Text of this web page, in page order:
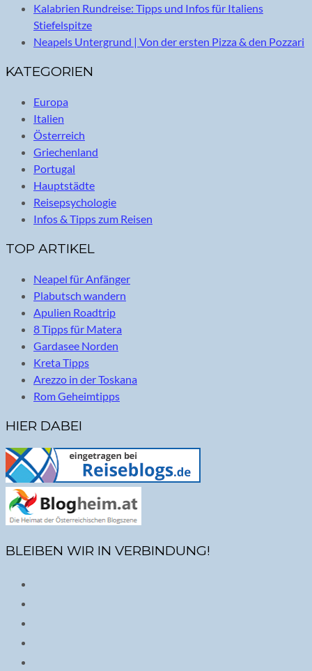
Kalabrien Rundreise: Tipps und Infos für Italiens
Stiefelspitze
Neapels Untergrund | Von der ersten Pizza & den Pozzari
KATEGORIEN
Europa
Italien
Österreich
Griechenland
Portugal
Hauptstädte
Reisepsychologie
Infos & Tipps zum Reisen
TOP ARTIKEL
Neapel für Anfänger
Plabutsch wandern
Apulien Roadtrip
8 Tipps für Matera
Gardasee Norden
Kreta Tipps
Arezzo in der Toskana
Rom Geheimtipps
HIER DABEI
BLEIBEN WIR IN VERBINDUNG!